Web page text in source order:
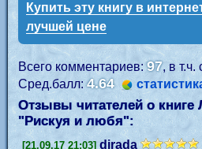
Купить эту книгу в
лучшей цене
Всего комментариев:97, в
Сред.балл:4.64
Отзывы читателей о книге
"Рискуя и любя":
[21.09.17 21:03] dirada